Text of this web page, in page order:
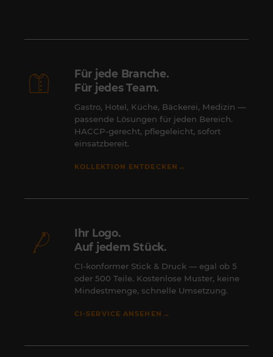
Für jede Branche.
Für jedes Team.
Gastro, Hotel, Küche, Bäckerei, Medizin —
passende Lösungen für jeden Bereich.
HACCP-gerecht, pflegeleicht, sofort
einsatzbereit.
KOLLEKTION ENTDECKEN →
Ihr Logo.
Auf jedem Stück.
CI-konformer Stick & Druck — egal ob 5
oder 500 Teile. Kostenlose Muster, keine
Mindestmenge, schnelle Umsetzung.
CI-SERVICE ANSEHEN →